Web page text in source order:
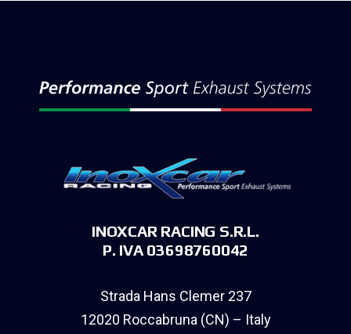
INOXCAR RACING S.R.L.
P. IVA 03698760042
Strada Hans Clemer 237
12020 Roccabruna (CN) – Italy